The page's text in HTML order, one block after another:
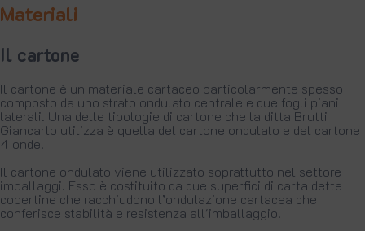
Materiali
Il cartone
Il cartone è un materiale cartaceo particolarmente spesso
composto da uno strato ondulato centrale e due fogli piani
laterali. Una delle tipologie di cartone che la ditta Brutti
Giancarlo utilizza è quella del cartone ondulato e del cartone
4 onde.
Il cartone ondulato viene utilizzato soprattutto nel settore
imballaggi. Esso è costituito da due superfici di carta dette
copertine che racchiudono l’ondulazione cartacea che
conferisce stabilità e resistenza all'imballaggio.